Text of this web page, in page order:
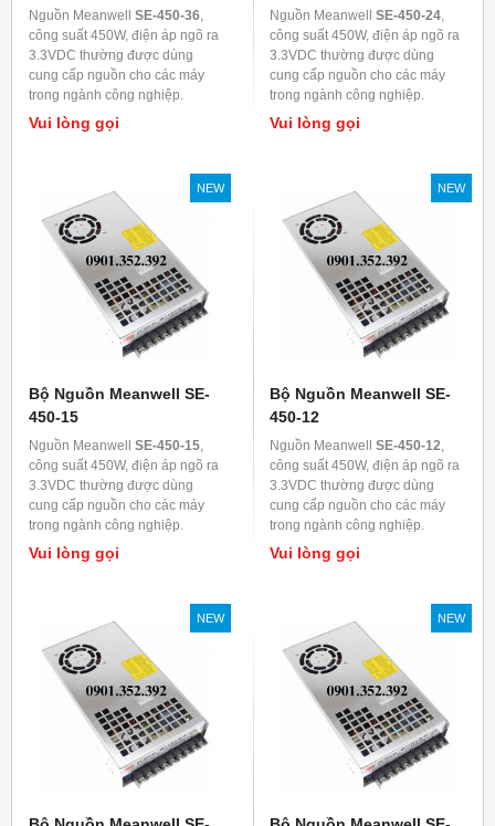
Nguồn Meanwell SE-450-36,
công suất 450W, điện áp ngõ ra
3.3VDC thường được dùng
cung cấp nguồn cho các máy
trong ngành công nghiệp.
Vui lòng gọi
Nguồn Meanwell SE-450-24,
công suất 450W, điện áp ngõ ra
3.3VDC thường được dùng
cung cấp nguồn cho các máy
trong ngành công nghiệp.
Vui lòng gọi
NEW
Bộ Nguồn Meanwell SE-
450-15
Nguồn Meanwell SE-450-15,
công suất 450W, điện áp ngõ ra
3.3VDC thường được dùng
cung cấp nguồn cho các máy
trong ngành công nghiệp.
Vui lòng gọi
NEW
Bộ Nguồn Meanwell SE-
450-12
Nguồn Meanwell SE-450-12,
công suất 450W, điện áp ngõ ra
3.3VDC thường được dùng
cung cấp nguồn cho các máy
trong ngành công nghiệp.
Vui lòng gọi
NEW NEW